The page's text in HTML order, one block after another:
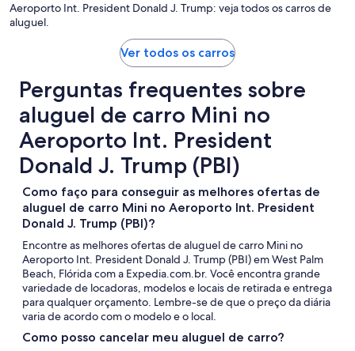
Aeroporto Int. President Donald J. Trump: veja todos os carros de
aluguel.
Ver todos os carros
Perguntas frequentes sobre
aluguel de carro Mini no
Aeroporto Int. President
Donald J. Trump (PBI)
Como faço para conseguir as melhores ofertas de
aluguel de carro Mini no Aeroporto Int. President
Donald J. Trump (PBI)?
Encontre as melhores ofertas de aluguel de carro Mini no
Aeroporto Int. President Donald J. Trump (PBI) em West Palm
Beach, Flórida com a Expedia.com.br. Você encontra grande
variedade de locadoras, modelos e locais de retirada e entrega
para qualquer orçamento. Lembre-se de que o preço da diária
varia de acordo com o modelo e o local.
Como posso cancelar meu aluguel de carro?